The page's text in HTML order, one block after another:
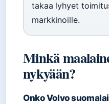
takaa lyhyet
markkinoille.
Minkä
nykyään?
Onko Volvo